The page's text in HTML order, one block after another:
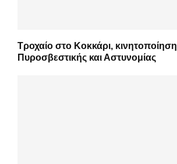
Τροχαίο στο Κοκκάρι, κινητοποίηση
Πυροσβεστικής και Αστυνομίας